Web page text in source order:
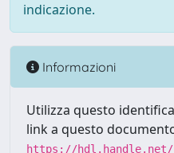
indicazione.
Informazioni
Utilizza questo
link a questo
https://hdl.handle.net/